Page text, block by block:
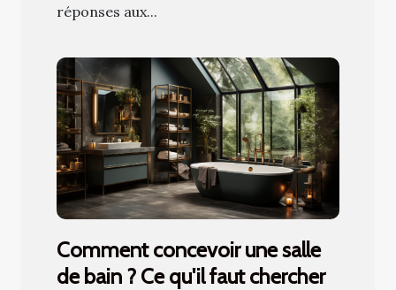
réponses aux...
Comment concevoir une salle
de bain ? Ce qu'il faut chercher